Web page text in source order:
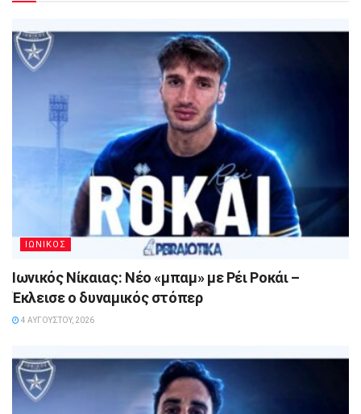
ΙΩΝΙΚΟΣ
Ιωνικός Νίκαιας: Νέο «μπαμ» με Ρέι Ροκάι –
Έκλεισε ο δυναμικός στόπερ
4 ΑΥΓΟΎΣΤΟΥ, 2026